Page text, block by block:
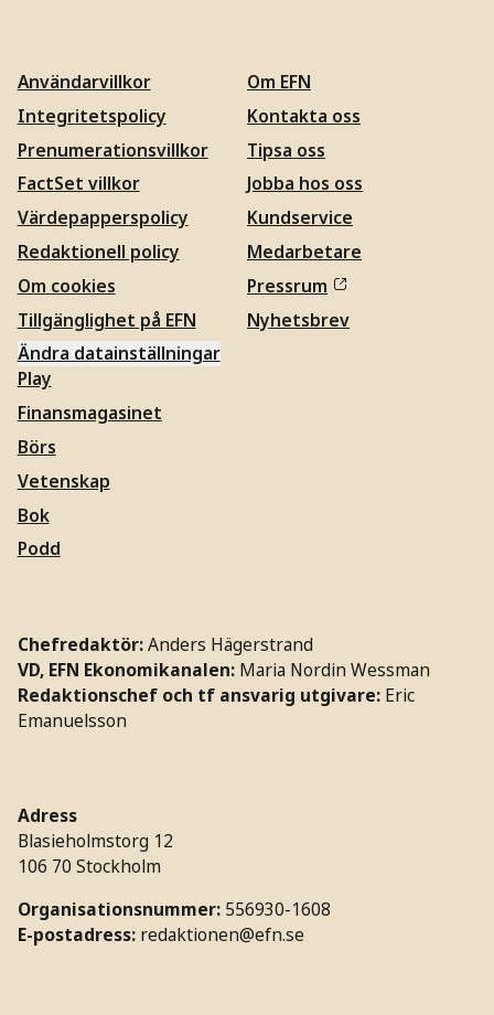
Användarvillkor
Integritetspolicy
Prenumerationsvillkor
FactSet villkor
Värdepapperspolicy
Redaktionell policy
Om cookies
Tillgänglighet på EFN
Ändra datainställningar
Om EFN
Kontakta oss
Tipsa oss
Jobba hos oss
Kundservice
Medarbetare
Pressrum
Nyhetsbrev
Play
Finansmagasinet
Börs
Vetenskap
Bok
Podd
Chefredaktör:Anders Hägerstrand
VD, EFN Ekonomikanalen: Maria Nordin Wessman
Redaktionschef och tf ansvarig utgivare: Eric
Emanuelsson
Adress
Blasieholmstorg 12
106 70 Stockholm
Organisationsnummer: 556930-1608
E-postadress: redaktionen@efn.se